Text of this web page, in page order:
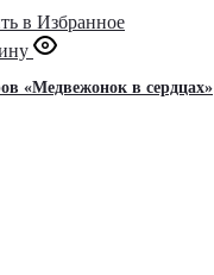
в Избранное
«Медвежонок в сердцах»